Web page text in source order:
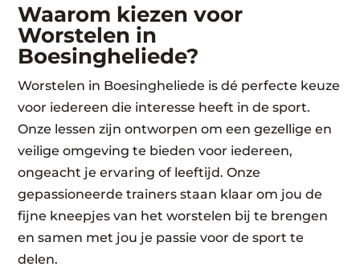
Waarom kiezen voor
Worstelen in
Boesingheliede?
Worstelen in Boesingheliede is dé perfecte keuze
voor iedereen die interesse heeft in de sport.
Onze lessen zijn ontworpen om een gezellige en
veilige omgeving te bieden voor iedereen,
ongeacht je ervaring of leeftijd. Onze
gepassioneerde trainers staan klaar om jou de
fijne kneepjes van het worstelen bij te brengen
en samen met jou je passie voor de sport te
delen.